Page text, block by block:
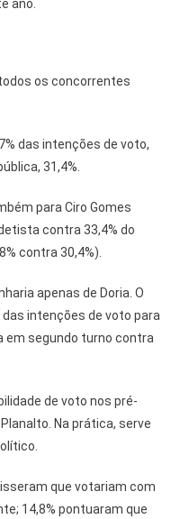
ano.
os concorrentes
das intenções de voto,
31,4%.
para Ciro Gomes
contra 33,4% do
contra 30,4%).
apenas de Doria. O
das intenções de voto para
em segundo turno contra
de voto nos pré-
Na prática, serve
que votariam com
14,8% pontuaram que